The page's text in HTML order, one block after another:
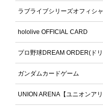
ラブライブシリーズオフィシ
カードゲーム
hololive OFFICIAL CARD
GAME(ホロライブオフィシャ
ードゲーム)
プロ野球DREAM ORDER(ド
ムオーダー)
ガンダムカードゲーム
UNION ARENA【ユニオンア